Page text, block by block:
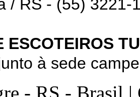
/ RS - (55) 3221-
ESCOTEIROS
à sede
- RS - Brasil